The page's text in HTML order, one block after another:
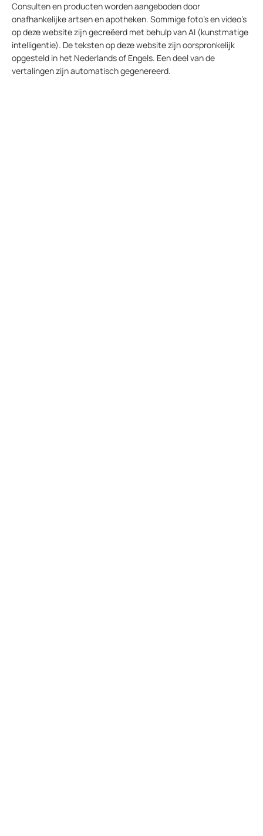
Consulten en producten worden aangeboden door
onafhankelijke artsen en apotheken. Sommige foto’s en video’s
op deze website zijn gecreëerd met behulp van AI (kunstmatige
intelligentie). De teksten op deze website zijn oorspronkelijk
opgesteld in het Nederlands of Engels. Een deel van de
vertalingen zijn automatisch gegenereerd.